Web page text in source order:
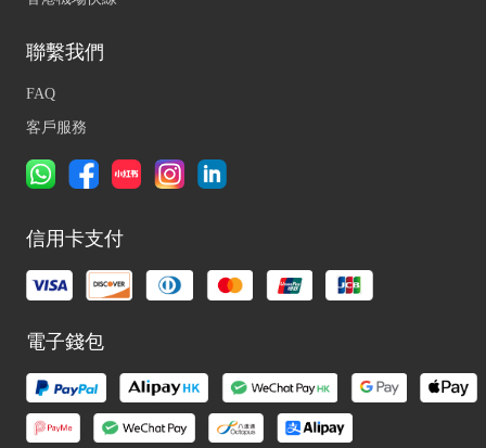
聯繫我們
FAQ
客戶服務
信用卡支付
電子錢包